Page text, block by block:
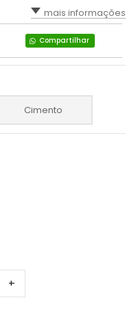
mais informações
Compartilhar
Cimento
+